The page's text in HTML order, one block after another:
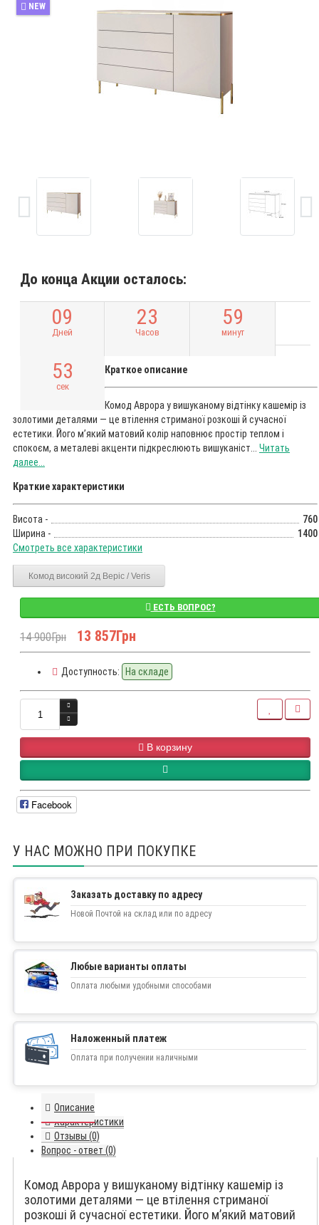
NEW
До конца Акции осталось:
09
Дней
23
Часов
59
минут
52
сек
Краткое описание
Комод Аврора у вишуканому відтінку кашемір із
золотими деталями — це втілення стриманої розкоші й сучасної
естетики. Його м’який матовий колір наповнює простір теплом і
спокоєм, а металеві акценти підкреслюють вишуканіст... Читать
далее...
Краткие характеристики
Висота -
760
Ширина -
1400
Смотреть все характеристики
Комод високий 2д Веріс / Veris
ЕСТЬ ВОПРОС?
14 900Грн 13 857Грн
Доступность: На складе
В корзину
Facebook
У НАС МОЖНО ПРИ ПОКУПКЕ
Заказать доставку по адресу
Новой Почтой на склад или по адресу
Любые варианты оплаты
Оплата любыми удобными способами
Наложенный платеж
Оплата при получении наличными
Описание
Характеристики
Отзывы (0)
Вопрос - ответ (0)
Комод Аврора у вишуканому відтінку кашемір із
золотими деталями — це втілення стриманої
розкоші й сучасної естетики. Його м’який матовий